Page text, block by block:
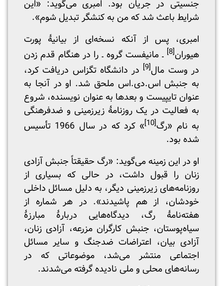
جنسیتی در جریان بود. امبری می‌گوید: «این
شرایط باعث شد که من به کنشگر تبدیل شوم».
امبری، پس از آنکه نسخه‌ای از بیانیۀ پورت
هیوران[8] ـ مانیفست گروه ـ را در هنگام قدم زدن
در وست مال در دانشگاه تگزاس دریافت کرد،
به جنبش اس.دی.اس ملحق شد. او در آنجا به
عنوان تایپیست و بعدها به عنوان نویسنده، شروع
به فعالیت در یک روزنامۀ زیرزمینی و ضدفرهنگی
به نام «رگ[10]
» کرد که در سال 1966 تأسیس
شده بود.
او در این زمینه می‌گوید: «رگ حقیقتاً جنبش آزادی
زنان را قبول داشت، در حالی که بسیاری از
روزنامه‌های زیرزمینی دیگر، به دلیل مسائل داخلی
خودشان، از هم پاشیدند». در هر شماره از
هفته‌نامۀ رگ، دیدگاه‌هایی دربارۀ مبارزۀ
سیاه‌پوستان، جنبش کارگران مزرعه، آزادی زنان،
آزادی بیان، اعتراضات ضدجنگ و سایر مسائل
اجتماعی منتشر می‌شد، موضوعاتی که در
رسانه‌های محلی و ملی نادیده گرفته می‌شدند.